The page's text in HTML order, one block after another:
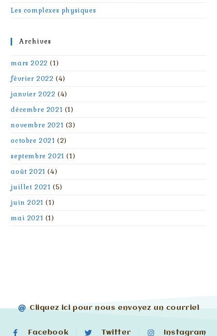
Les complexes physiques
Archives
mars 2022 (1)
février 2022 (4)
janvier 2022 (4)
décembre 2021 (1)
novembre 2021 (3)
octobre 2021 (2)
septembre 2021 (1)
août 2021 (4)
juillet 2021 (5)
juin 2021 (1)
mai 2021 (1)
Cliquez ici pour nous envoyez un courriel
Facebook Twitter Instagram